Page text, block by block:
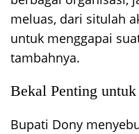
meluas, dari situlah
untuk menggapai
tambahnya.
Bekal Penting
Bupati Dony